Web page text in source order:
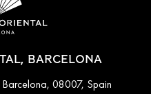
payments and have different
information, please
BARCELONA
08007, Spain